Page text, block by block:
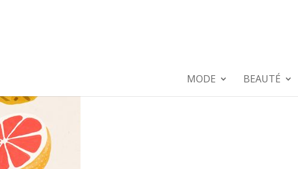
MODE BEAUTÉ